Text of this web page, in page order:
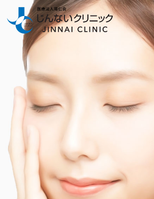
自費診